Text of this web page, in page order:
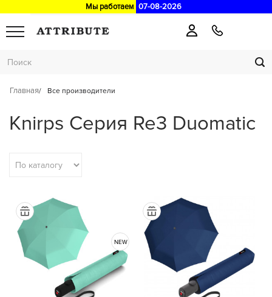
Мы работаем 07-08-2026
Главная Все производители
Knirps Серия Re3 Duomatic
NEW